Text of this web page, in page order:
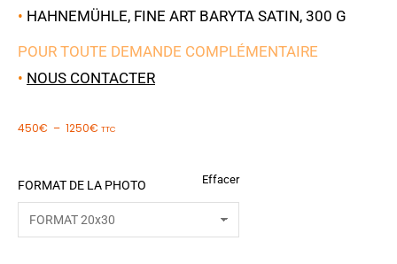
• HAHNEMÜHLE, FINE ART BARYTA SATIN, 300 G
POUR TOUTE DEMANDE COMPLÉMENTAIRE
• NOUS CONTACTER
450€ – 1250€ TTC
FORMAT DE LA PHOTO Effacer